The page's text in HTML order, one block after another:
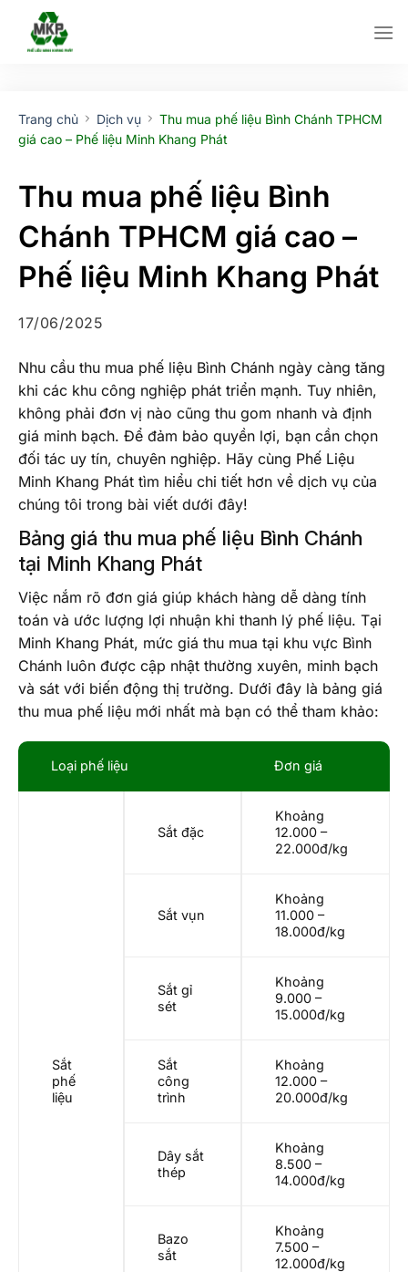
Trang chủ Dịch vụ
Thu mua phế liệu Bình Chánh TPHCM
giá cao – Phế liệu Minh Khang Phát
Thu mua phế liệu Bình
Chánh TPHCM giá cao –
Phế liệu Minh Khang Phát
17/06/2025
Nhu cầu thu mua phế liệu Bình Chánh ngày càng tăng
khi các khu công nghiệp phát triển mạnh. Tuy nhiên,
không phải đơn vị nào cũng thu gom nhanh và định
giá minh bạch. Để đảm bảo quyền lợi, bạn cần chọn
đối tác uy tín, chuyên nghiệp. Hãy cùng Phế Liệu
Minh Khang Phát tìm hiểu chi tiết hơn về dịch vụ của
chúng tôi trong bài viết dưới đây!
Bảng giá thu mua phế liệu Bình Chánh
tại Minh Khang Phát
Việc nắm rõ đơn giá giúp khách hàng dễ dàng tính
toán và ước lượng lợi nhuận khi thanh lý phế liệu. Tại
Minh Khang Phát, mức giá thu mua tại khu vực Bình
Chánh luôn được cập nhật thường xuyên, minh bạch
và sát với biến động thị trường. Dưới đây là bảng giá
thu mua phế liệu mới nhất mà bạn có thể tham khảo:
Loại phế liệu Đơn giá
Sắt
phế
liệu
Sắt đặc
Khoảng
12.000 –
22.000đ/kg
Sắt vụn
Khoảng
11.000 –
18.000đ/kg
Sắt gỉ
sét
Khoảng
9.000 –
15.000đ/kg
Sắt
công
trình
Khoảng
12.000 –
20.000đ/kg
Dây sắt
thép
Khoảng
8.500 –
14.000đ/kg
Bazo
sắt
Khoảng
7.500 –
12.000đ/kg